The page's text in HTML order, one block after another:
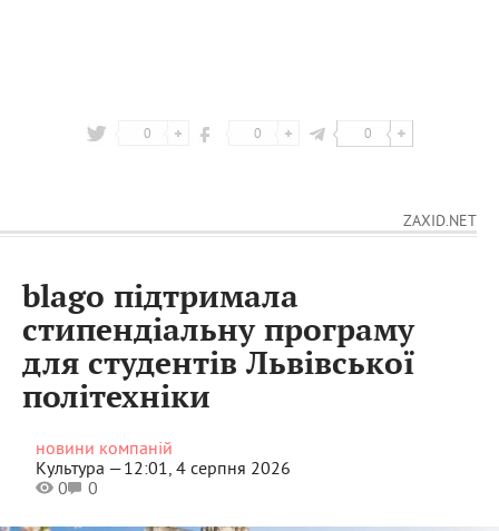
0 0 0
ZAXID.NET
blago підтримала
стипендіальну програму
для студентів Львівської
політехніки
новини компаній
Культура —12:01, 4 серпня 2026
0
0